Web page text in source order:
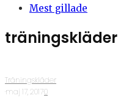
Mest gillade
träningskläder
Träningskläder
·maj 17, 2017·0